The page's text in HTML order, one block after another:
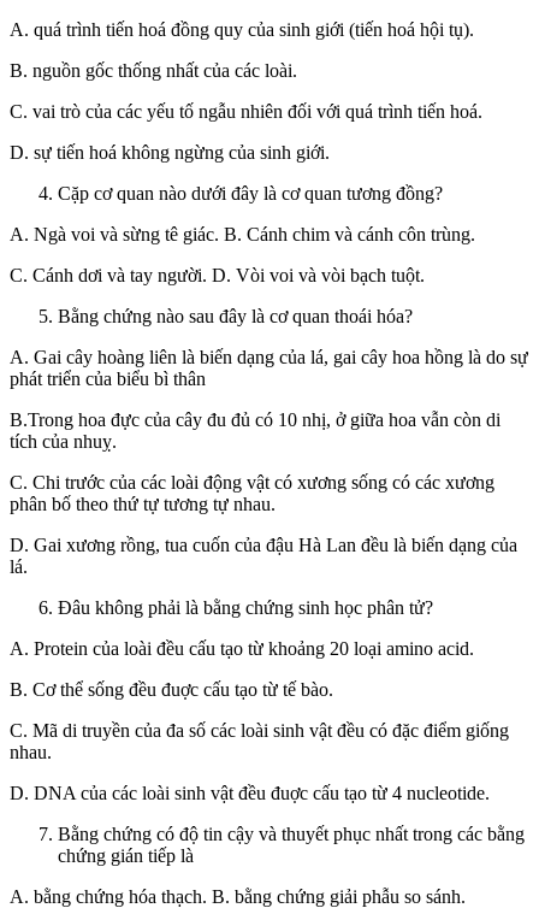
A. quá trình tiến hoá đồng quy của sinh giới (tiến hoá hội tụ).
B. nguồn gốc thống nhất của các loài.
C. vai trò của các yếu tố ngẫu nhiên đối với quá trình tiến hoá.
D. sự tiến hoá không ngừng của sinh giới.
Cặp cơ quan nào dưới đây là cơ quan tương đồng?
A. Ngà voi và sừng tê giác. B. Cánh chim và cánh côn trùng.
C. Cánh dơi và tay người. D. Vòi voi và vòi bạch tuột.
Bằng chứng nào sau đây là cơ quan thoái hóa?
A. Gai cây hoàng liên là biến dạng của lá, gai cây hoa hồng là do sự
phát triển của biểu bì thân
B.Trong hoa đực của cây đu đủ có 10 nhị, ở giữa hoa vẫn còn di
tích của nhuỵ.
C. Chi trước của các loài động vật có xương sống có các xương
phân bố theo thứ tự tương tự nhau.
D. Gai xương rồng, tua cuốn của đậu Hà Lan đều là biến dạng của
lá.
Đâu không phải là bằng chứng sinh học phân tử?
A. Protein của loài đều cấu tạo từ khoảng 20 loại amino acid.
B. Cơ thể sống đều đuợc cấu tạo từ tế bào.
C. Mã di truyền của đa số các loài sinh vật đều có đặc điểm giống
nhau.
D. DNA của các loài sinh vật đều đuợc cấu tạo từ 4 nucleotide.
Bằng chứng có độ tin cậy và thuyết phục nhất trong các bằng
chứng gián tiếp là
A. bằng chứng hóa thạch. B. bằng chứng giải phẫu so sánh.